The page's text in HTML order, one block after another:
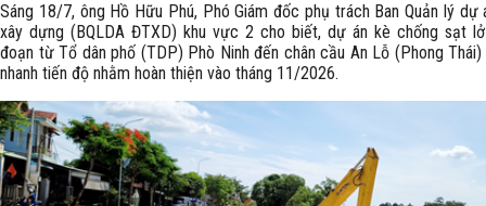
Sáng 18/7, ông Hồ Hữu Phú, Phó Giám đốc phụ trách Ban Quản lý dự
xây dựng (BQLDA ĐTXD) khu vực 2 cho biết, dự án kè chống sạt
đoạn từ Tổ dân phố (TDP) Phò Ninh đến chân cầu An Lỗ (Phong Thái)
nhanh tiến độ nhằm hoàn thiện vào tháng 11/2026.